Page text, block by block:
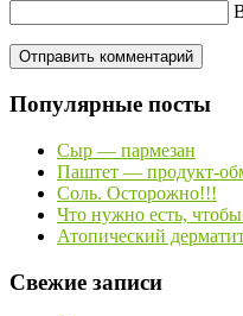
Популярные посты
Сыр — пармезан
Паштет — продукт-
Соль. Осторожно!!!
Что нужно есть,
Атопический
Свежие записи